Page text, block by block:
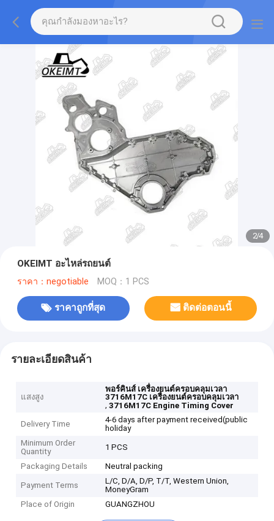
2/4
OKEIMT อะไหล่รถยนต์
ราคา：negotiable MOQ：1 PCS
ราคาถูกที่สุด ติดต่อตอนนี้
รายละเอียดสินค้า
แสงสูง
พอร์คินส์ เครื่องยนต์ครอบคลุมเวลา
3716M17C เครื่องยนต์ครอบคลุมเวลา
,3716M17C Engine Timing Cover
Delivery Time
4-6 days after payment received(public
holiday
Minimum Order
Quantity
1 PCS
Packaging Details Neutral packing
Payment Terms
L/C, D/A, D/P, T/T, Western Union,
MoneyGram
Place of Origin
GUANGZHOU